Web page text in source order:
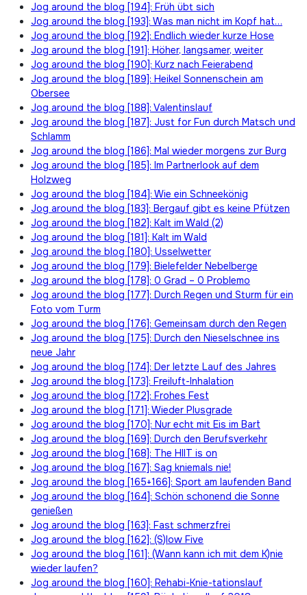
Jog around the blog [194]: Früh übt sich
Jog around the blog [193]: Was man nicht im Kopf hat…
Jog around the blog [192]: Endlich wieder kurze Hose
Jog around the blog [191]: Höher, langsamer, weiter
Jog around the blog [190]: Kurz nach Feierabend
Jog around the blog [189]: Heikel Sonnenschein am
Obersee
Jog around the blog [188]: Valentinslauf
Jog around the blog [187]: Just for Fun durch Matsch und
Schlamm
Jog around the blog [186]: Mal wieder morgens zur Burg
Jog around the blog [185]: Im Partnerlook auf dem
Holzweg
Jog around the blog [184]: Wie ein Schneekönig
Jog around the blog [183]: Bergauf gibt es keine Pfützen
Jog around the blog [182]: Kalt im Wald (2)
Jog around the blog [181]: Kalt im Wald
Jog around the blog [180]: Usselwetter
Jog around the blog [179]: Bielefelder Nebelberge
Jog around the blog [178]: 0 Grad – 0 Problemo
Jog around the blog [177]: Durch Regen und Sturm für ein
Foto vom Turm
Jog around the blog [176]: Gemeinsam durch den Regen
Jog around the blog [175]: Durch den Nieselschnee ins
neue Jahr
Jog around the blog [174]: Der letzte Lauf des Jahres
Jog around the blog [173]: Freiluft-Inhalation
Jog around the blog [172]: Frohes Fest
Jog around the blog [171]: Wieder Plusgrade
Jog around the blog [170]: Nur echt mit Eis im Bart
Jog around the blog [169]: Durch den Berufsverkehr
Jog around the blog [168]: The HIIT is on
Jog around the blog [167]: Sag kniemals nie!
Jog around the blog [165+166]: Sport am laufenden Band
Jog around the blog [164]: Schön schonend die Sonne
genießen
Jog around the blog [163]: Fast schmerzfrei
Jog around the blog [162]: (S)low Five
Jog around the blog [161]: (Wann kann ich mit dem K)nie
wieder laufen?
Jog around the blog [160]: Rehabi-Knie-tationslauf